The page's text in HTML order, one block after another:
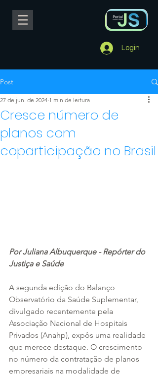
Login
Post
Cresce número de
planos com
coparticipação no Brasil
27 de jun. de 2024 1 min de leitura
Por Juliana Albuquerque - Repórter do
Justiça e Saúde
A segunda edição do Balanço
Observatório da Saúde Suplementar,
divulgado recentemente pela
Associação Nacional de Hospitais
Privados (Anahp), expôs uma realidade
que merece destaque. O crescimento
no número da contratação de planos
empresariais na modalidade de